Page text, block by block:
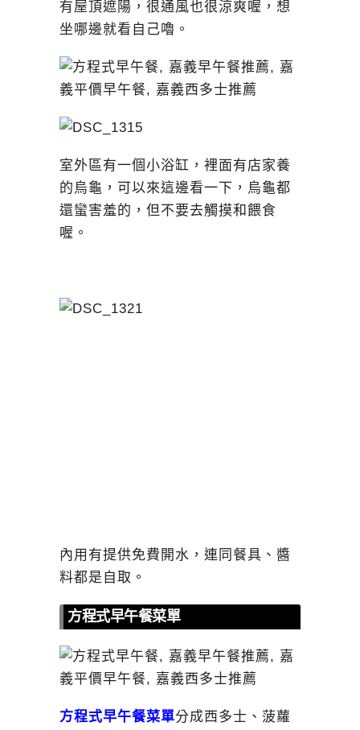
有屋頂遮陽，很通風也很涼爽喔，想
坐哪邊就看自己嚕。
室外區有一個小浴缸，裡面有店家養
的烏龜，可以來這邊看一下，烏龜都
還蠻害羞的，但不要去觸摸和餵食
喔。
內用有提供免費開水，連同餐具、醬
料都是自取。
方程式早午餐菜單
方程式早午餐菜單分成西多士、菠蘿